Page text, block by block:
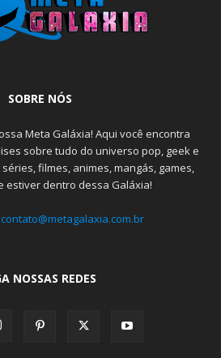
SOBRE NÓS
Meta Galáxia! Aqui você encontra
sobre tudo do universo pop, geek e
filmes, animes, mangás, games,
estiver dentro dessa Galáxia!
contato@metagalaxia.com.br
NOSSAS REDES